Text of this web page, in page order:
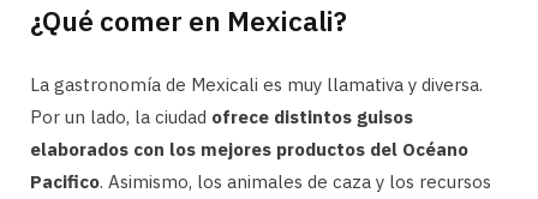
¿Qué comer en Mexicali?
La gastronomía de Mexicali es muy llamativa y diversa.
Por un lado, la ciudad ofrece distintos guisos
elaborados con los mejores productos del Océano
Pacifico. Asimismo, los animales de caza y los recursos